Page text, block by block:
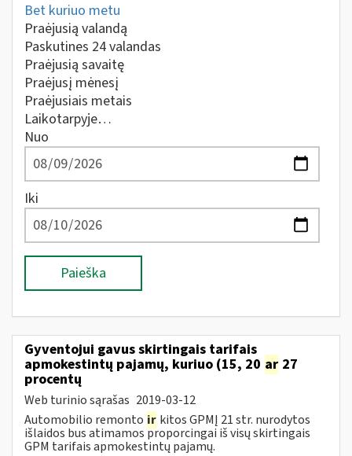
Bet kuriuo metu
Praėjusią valandą
Paskutines 24 valandas
Praėjusią savaitę
Praėjusį mėnesį
Praėjusiais metais
Laikotarpyje…
Nuo
Iki
Paieška
Gyventojui gavus skirtingais tarifais
apmokestintų pajamų, kuriuo (15, 20 ar 27
procentų
Web turinio sąrašas 2019-03-12
Automobilio remonto ir kitos GPMĮ 21 str. nurodytos
išlaidos bus atimamos proporcingai iš visų skirtingais
GPM tarifais apmokestintų pajamų.